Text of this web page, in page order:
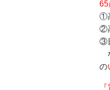
65
①
②
③
の